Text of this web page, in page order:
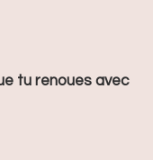
tu renoues avec